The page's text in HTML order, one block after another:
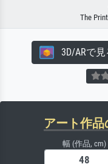
The
3D/ARで見
アート作
幅 (作品, cm)